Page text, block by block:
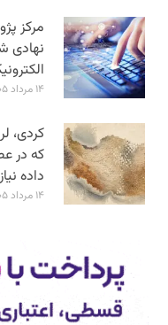
مرکز
۱۴ مرداد ۱۴۰۵
کردی،
که در
داده
۱۴ مرداد ۱۴۰۵